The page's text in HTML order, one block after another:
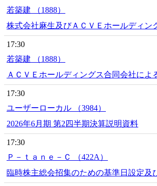
若築建 （1888）
株式会社麻生及びＡＣＶＥホールディ
17:30
若築建 （1888）
ＡＣＶＥホールディングス合同会社に
17:30
ユーザーローカル （3984）
2026年6月期 第2四半期決算説明資料
17:30
Ｐ－ｔａｎｅ－Ｃ （422A）
臨時株主総会招集のための基準日設定